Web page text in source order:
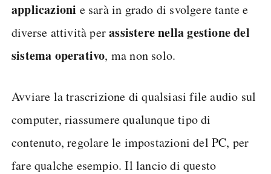
applicazioni e sarà in grado di svolgere tante e
diverse attività perassistere nella gestione del
sistema operativo, ma non solo.
Avviare la trascrizione di qualsiasi file audio sul
computer, riassumere qualunque tipo di
contenuto, regolare le impostazioni del PC, per
fare qualche esempio. Il lancio di questo